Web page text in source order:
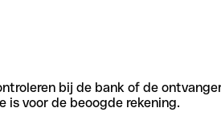
bij de bank of de
is voor de beoogde rekening.